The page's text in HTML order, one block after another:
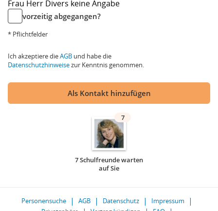
Frau Herr Divers keine Angabe
vorzeitig abgegangen?
* Pflichtfelder
Ich akzeptiere dieAGB und habe die
Datenschutzhinweisezur Kenntnis genommen.
Als Kontakt hinzufügen
7
7 Schulfreunde warten
auf Sie
Personensuche AGB Datenschutz
Impressum